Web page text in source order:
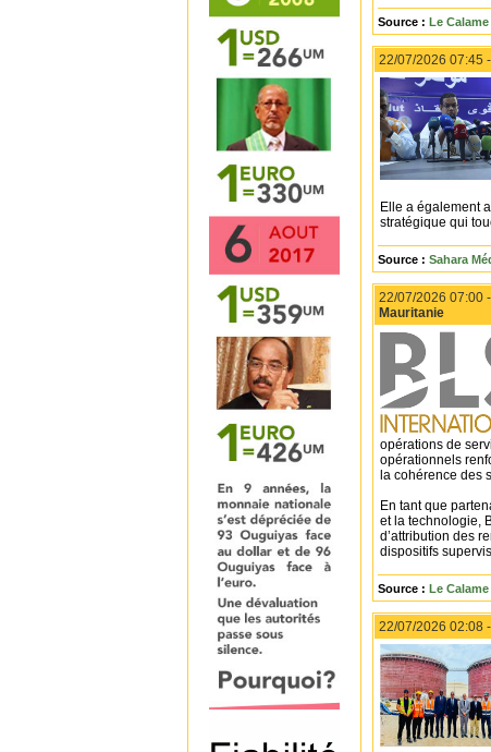
Source : Le
22/07/2026 07:45 -
Elle a également
stratégique qui
Source : Sahara
22/07/2026 07:00 -
Mauritanie
opérations de
opérationnels
la cohérence des
En tant que
et la technologie,
d’attribution des
dispositifs
Source : Le
22/07/2026 02:08 -